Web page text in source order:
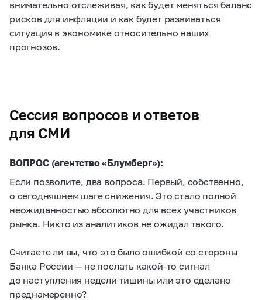
внимательно отслеживая, как будет меняться баланс
рисков для инфляции и как будет развиваться
ситуация в экономике относительно наших
прогнозов.
Сессия вопросов и ответов
для СМИ
ВОПРОС (агентство «Блумберг»):
Если позволите, два вопроса. Первый, собственно,
о сегодняшнем шаге снижения. Это стало полной
неожиданностью абсолютно для всех участников
рынка. Никто из аналитиков не ожидал такого.
Считаете ли вы, что это было ошибкой со стороны
Банка России — не послать какой-то сигнал
до наступления недели тишины или это сделано
преднамеренно?